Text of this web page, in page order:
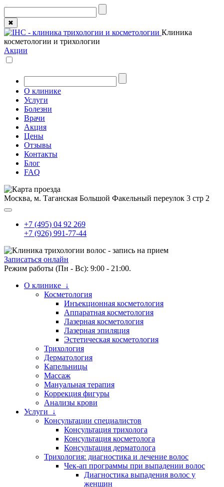
✖
Клиника
косметологии и трихологии
Акции
О клинике
Услуги
Болезни
Врачи
Акция
Цены
Отзывы
Контакты
Блог
FAQ
Москва, м. Таганская Большой Факельный переулок 3 стр 2
+7 (495) 04 92 269
+7 (926) 991-77-44
Записаться онлайн
Режим работы (Пн - Вс): 9:00 - 21:00.
О клинике ↓
Косметология
Инъекционная косметология
Аппаратная косметология
Лазерная косметология
Лазерная эпиляция
Эстетическая косметология
Трихология
Дерматология
Капельницы
Массаж
Мануальная терапия
Коррекция фигуры
Анализы крови
Услуги ↓
Консультации специалистов
Консультация трихолога
Консультация косметолога
Консультация дерматолога
Трихология: диагностика и лечение волос
Чек-ап программы при выпадении волос
Диагностика выпадения волос у
женщин